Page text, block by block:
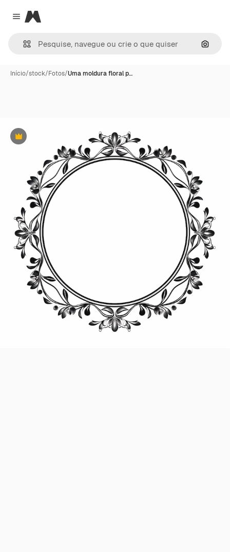
Close menu
Magnific
Início/stock/Fotos/Uma moldura floral p…
Premium